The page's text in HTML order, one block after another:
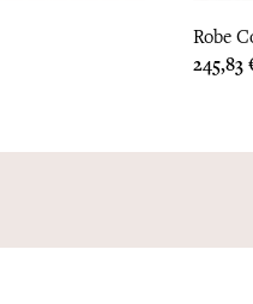
Robe
Prix
245,83